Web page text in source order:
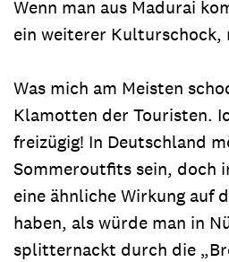
Wenn man aus Madurai
ein weiterer Kulturschock,
Was mich am Meisten
Klamotten der Touristen.
freizügig! In Deutschland
Sommeroutfits sein, doch
eine ähnliche Wirkung auf
haben, als würde man in
splitternackt durch die